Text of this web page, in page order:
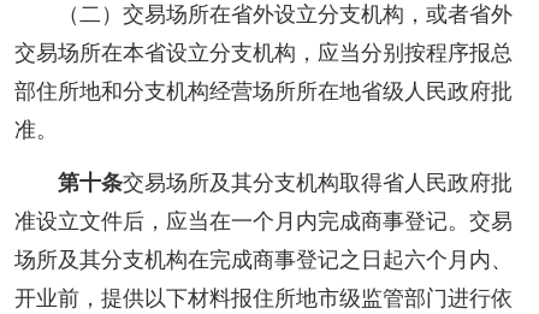
（二）交易场所在省外设立分支机构，或者省外
交易场所在本省设立分支机构，应当分别按程序报总
部住所地和分支机构经营场所所在地省级人民政府批
准。
第十条交易场所及其分支机构取得省人民政府批
准设立文件后，应当在一个月内完成商事登记。交易
场所及其分支机构在完成商事登记之日起六个月内、
开业前，提供以下材料报住所地市级监管部门进行依